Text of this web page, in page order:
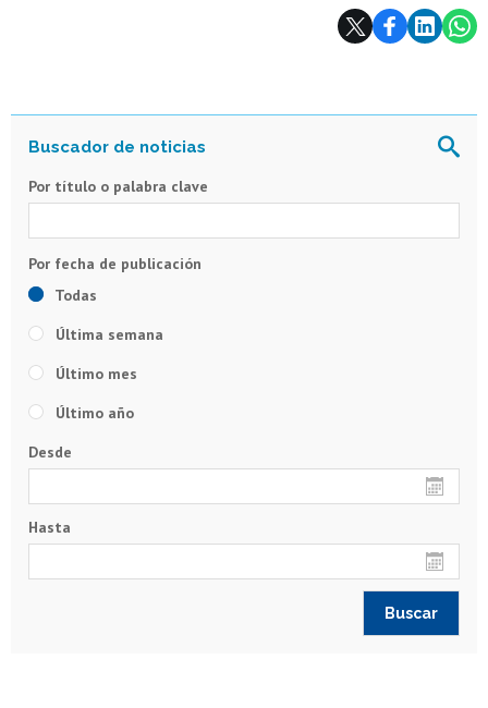
Por título o palabra clave
Todas
Última semana
Último mes
Último año
Desde
Hasta